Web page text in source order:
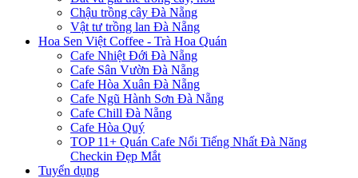
Chậu trồng cây Đà Nẵng
Vật tư trồng lan Đà Nẵng
Hoa Sen Việt Coffee - Trà Hoa Quán
Cafe Nhiệt Đới Đà Nẵng
Cafe Sân Vườn Đà Nẵng
Cafe Hòa Xuân Đà Nẵng
Cafe Ngũ Hành Sơn Đà Nẵng
Cafe Chill Đà Nẵng
Cafe Hòa Quý
TOP 11+ Quán Cafe Nổi Tiếng Nhất Đà Năng
Checkin Đẹp Mắt
Tuyển dụng